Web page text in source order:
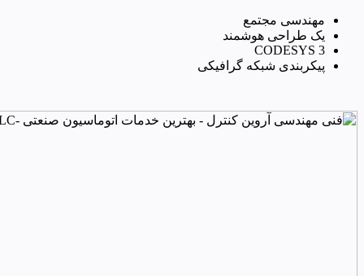
مهندسی مجتمع
یک طراحی هوشمند
CODESYS 3
پیکربندی شبکه گرافیکی